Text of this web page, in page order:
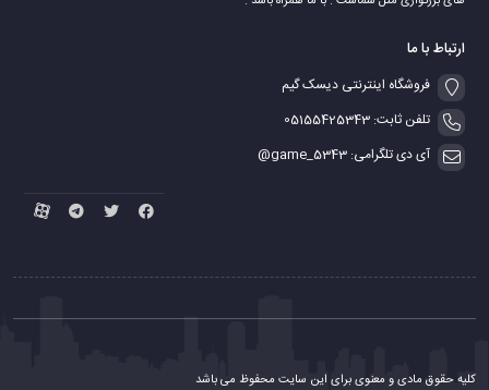
ارتباط با ما
فروشگاه اینترنتی دیسک گیم
تلفن ثابت: 05155425343
آی دی تلگرامی: game_5343@
کلیه حقوق مادی و معنوی برای این سایت محفوظ می باشد